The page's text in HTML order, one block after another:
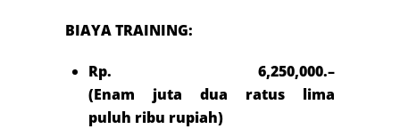
BIAYA TRAINING:
Rp. 6,250,000.–
(Enam juta dua ratus lima
puluh ribu rupiah)